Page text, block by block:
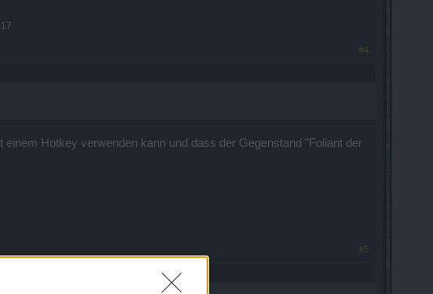
#4
Hotkey verwenden kann und dass der Gegenstand "Foliant der
#5